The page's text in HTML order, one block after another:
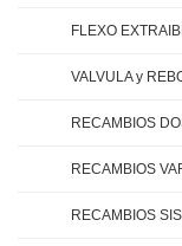
FLEXO
VALVULA y
RECAMBIOS
RECAMBIOS
RECAMBIOS